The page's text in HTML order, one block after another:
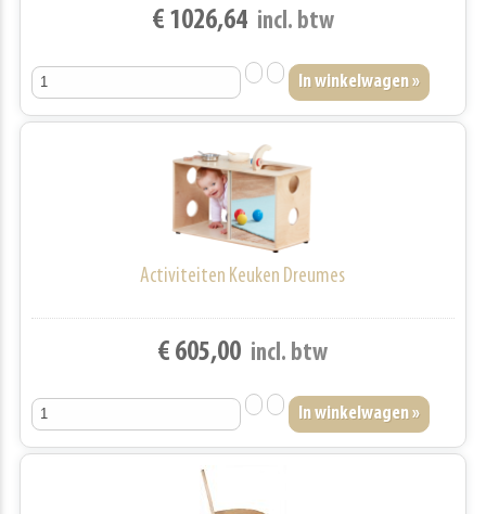
€ 1026,64 incl. btw
Activiteiten Keuken Dreumes
€ 605,00 incl. btw